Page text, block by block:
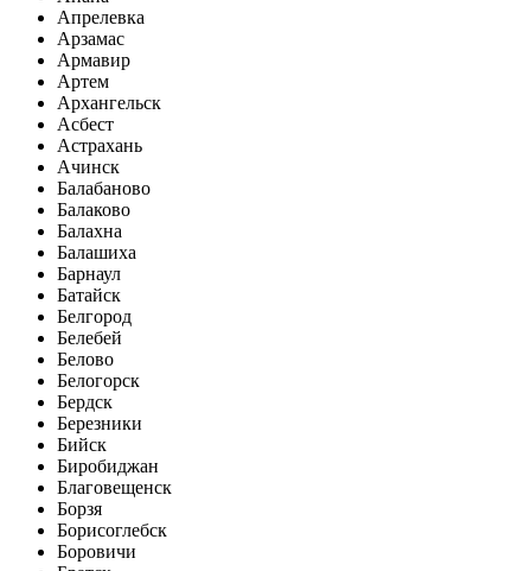
Апрелевка
Арзамас
Армавир
Артем
Архангельск
Асбест
Астрахань
Ачинск
Балабаново
Балаково
Балахна
Балашиха
Барнаул
Батайск
Белгород
Белебей
Белово
Белогорск
Бердск
Березники
Бийск
Биробиджан
Благовещенск
Борзя
Борисоглебск
Боровичи